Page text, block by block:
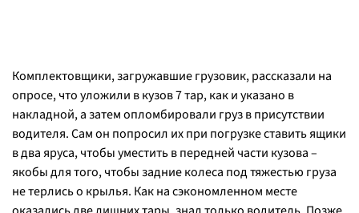
Комплектовщики, загружавшие грузовик, рассказали на
опросе, что уложили в кузов 7 тар, как и указано в
накладной, а затем опломбировали груз в присутствии
водителя. Сам он попросил их при погрузке ставить ящики
в два яруса, чтобы уместить в передней части кузова –
якобы для того, чтобы задние колеса под тяжестью груза
не терлись о крылья. Как на сэкономленном месте